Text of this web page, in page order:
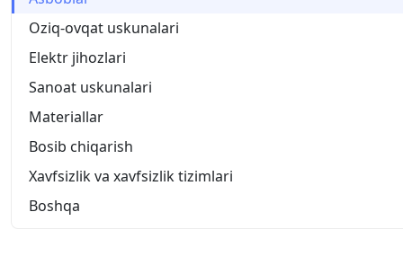
Oziq-ovqat uskunalari
Elektr jihozlari
Sanoat uskunalari
Materiallar
Bosib chiqarish
Xavfsizlik va xavfsizlik tizimlari
Boshqa